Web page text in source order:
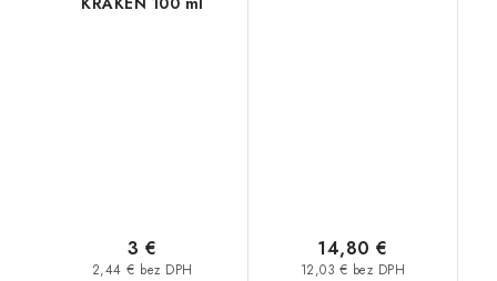
2,44 € bez DPH
3 €
12,03 € bez DPH
14,80 €